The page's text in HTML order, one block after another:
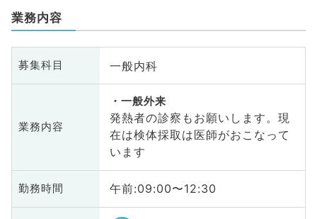
業務内容
募集科目 一般内科
業務内容
一般外来
発熱者の診察もお願いします。現
在は検体採取は医師がおこなって
います
勤務時間 午前:09:00〜12:30